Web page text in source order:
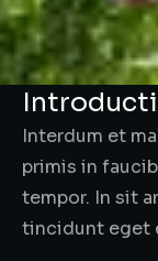
Interdum et
primis in
tempor. In sit
tincidunt eget